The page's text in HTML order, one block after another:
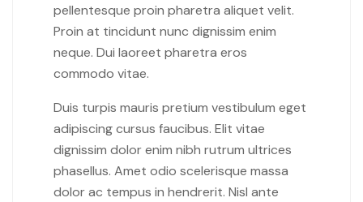
pellentesque proin pharetra aliquet velit.
Proin at tincidunt nunc dignissim enim
neque. Dui laoreet pharetra eros
commodo vitae.
Duis turpis mauris pretium vestibulum eget
adipiscing cursus faucibus. Elit vitae
dignissim dolor enim nibh rutrum ultrices
phasellus. Amet odio scelerisque massa
dolor ac tempus in hendrerit. Nisl ante